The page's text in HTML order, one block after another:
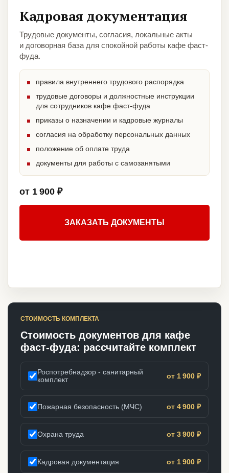
Кадровая документация
Трудовые документы, согласия, локальные акты
и договорная база для спокойной работы кафе фаст-
фуда.
правила внутреннего трудового распорядка
трудовые договоры и должностные инструкции
для сотрудников кафе фаст-фуда
приказы о назначении и кадровые журналы
согласия на обработку персональных данных
положение об оплате труда
документы для работы с самозанятыми
от 1 900 ₽
ЗАКАЗАТЬ ДОКУМЕНТЫ
СТОИМОСТЬ КОМПЛЕКТА
Стоимость документов для кафе
фаст-фуда: рассчитайте комплект
Роспотребнадзор - санитарный
комплект
от 1 900 ₽
Пожарная безопасность (МЧС) от 4 900 ₽
Охрана труда от 3 900 ₽
Кадровая документация от 1 900 ₽